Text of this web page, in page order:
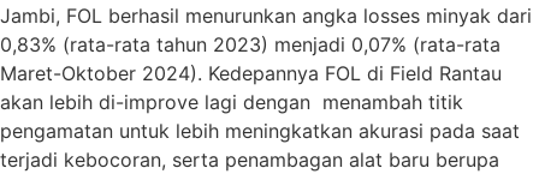
Jambi, FOL berhasil menurunkan angka losses minyak dari
0,83% (rata-rata tahun 2023) menjadi 0,07% (rata-rata
Maret-Oktober 2024). Kedepannya FOL di Field Rantau
akan lebih di-improve lagi dengan menambah titik
pengamatan untuk lebih meningkatkan akurasi pada saat
terjadi kebocoran, serta penambagan alat baru berupa